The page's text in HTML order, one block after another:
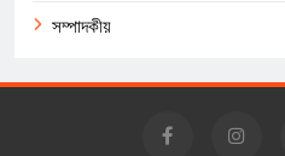
সম্পাদকীয়